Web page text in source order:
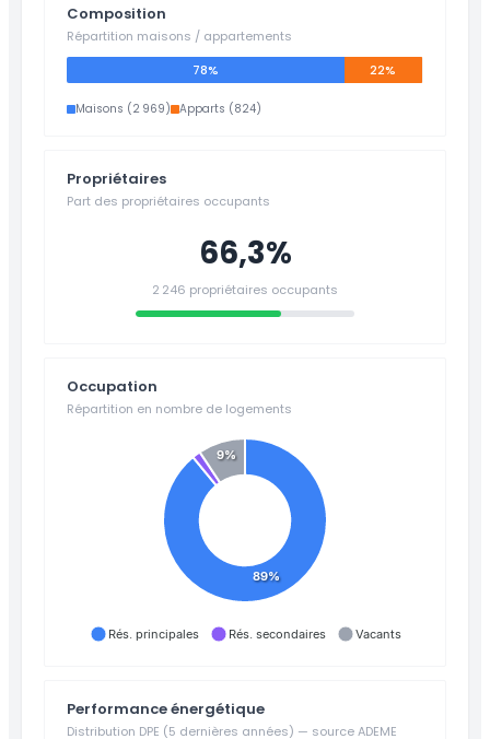
Composition
Répartition maisons / appartements
78%
22%
Maisons (2 969) Apparts (824)
Propriétaires
Part des propriétaires occupants
66,3%
2 246 propriétaires occupants
Occupation
Répartition en nombre de logements
89%
9%
Rés. principales Rés. secondaires Vacants
Performance énergétique
Distribution DPE (5 dernières années) — source ADEME